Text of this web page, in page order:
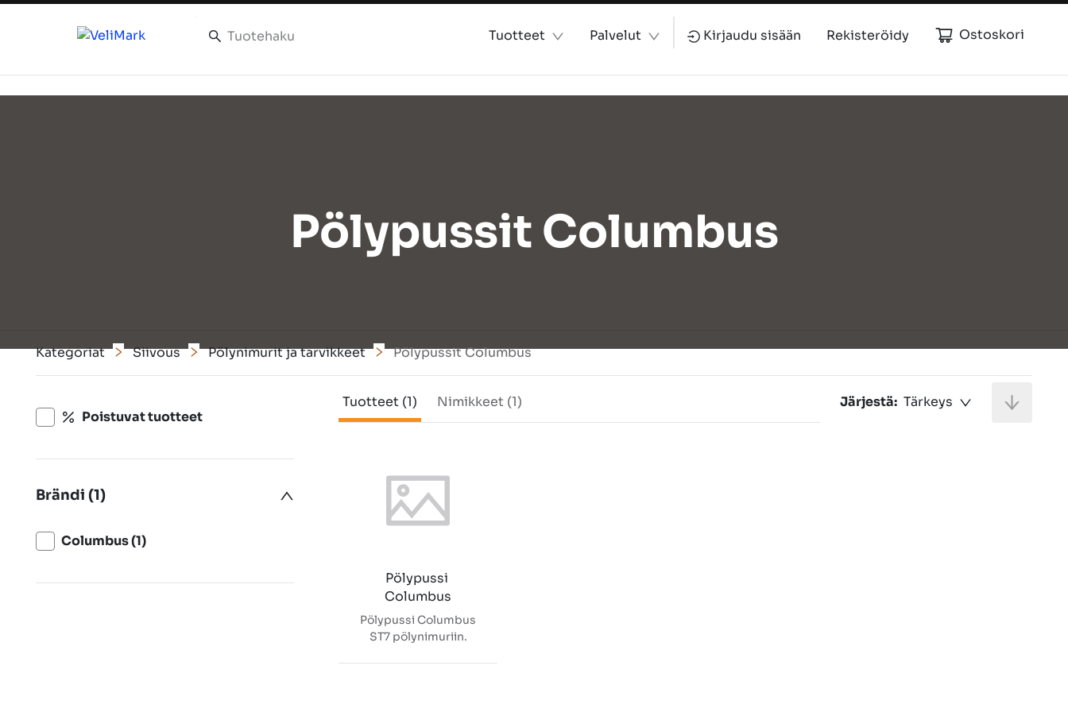
Tuotteet Palvelut Kirjaudu sisään Rekisteröidy Ostoskori
Pölypussit Columbus
Kategoriat Siivous Pölynimurit ja tarvikkeet Pölypussit Columbus
Poistuvat tuotteet
Brändi (1)
Columbus (1)
Tuotteet (1) Nimikkeet (1) Järjestä: Tärkeys
Pölypussi
Columbus
Pölypussi Columbus
ST7 pölynimuriin.